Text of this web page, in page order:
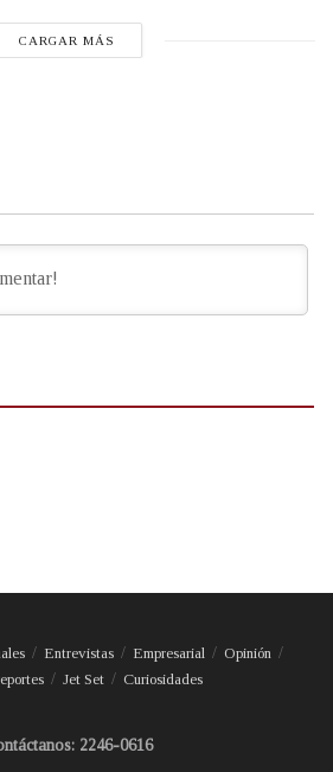
CARGAR MÁS
Entrevistas Empresarial
Opinión
Jet Set Curiosidades
2246-0616